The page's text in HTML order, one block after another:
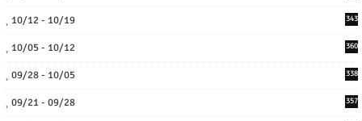
10/12 - 10/19 343
10/05 - 10/12 360
09/28 - 10/05 338
09/21 - 09/28 357